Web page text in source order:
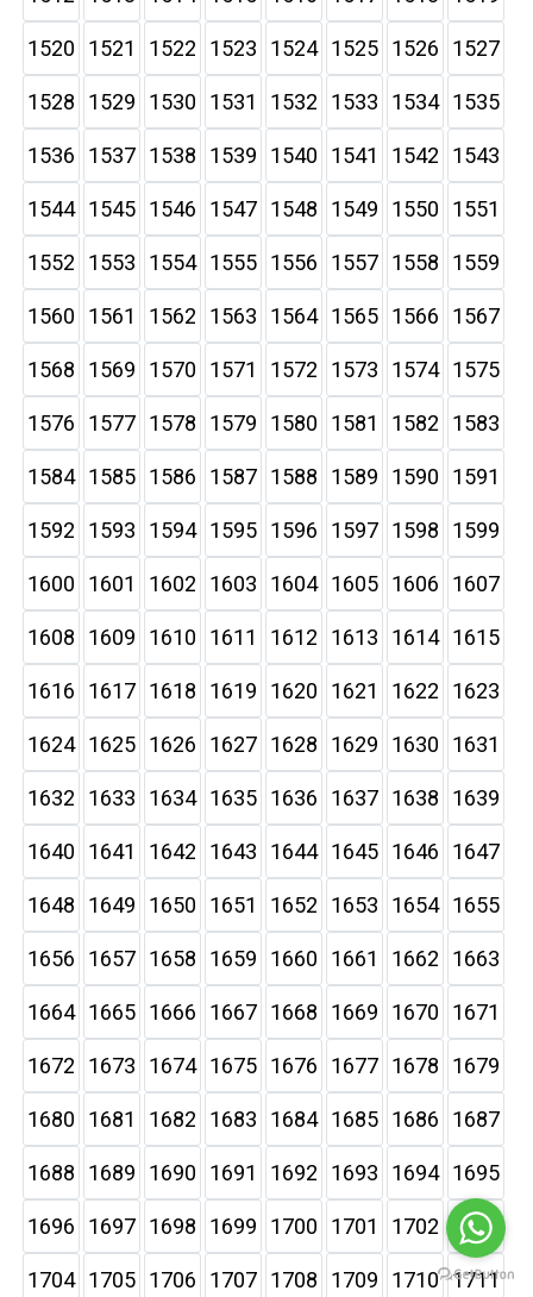
1520 1521 1522 1523 1524 1525 1526 1527
1528 1529 1530 1531 1532 1533 1534 1535
1536 1537 1538 1539 1540 1541 1542 1543
1544 1545 1546 1547 1548 1549 1550 1551
1552 1553 1554 1555 1556 1557 1558 1559
1560 1561 1562 1563 1564 1565 1566 1567
1568 1569 1570 1571 1572 1573 1574 1575
1576 1577 1578 1579 1580 1581 1582 1583
1584 1585 1586 1587 1588 1589 1590 1591
1592 1593 1594 1595 1596 1597 1598 1599
1600 1601 1602 1603 1604 1605 1606 1607
1608 1609 1610 1611 1612 1613 1614 1615
1616 1617 1618 1619 1620 1621 1622 1623
1624 1625 1626 1627 1628 1629 1630 1631
1632 1633 1634 1635 1636 1637 1638 1639
1640 1641 1642 1643 1644 1645 1646 1647
1648 1649 1650 1651 1652 1653 1654 1655
1656 1657 1658 1659 1660 1661 1662 1663
1664 1665 1666 1667 1668 1669 1670 1671
1672 1673 1674 1675 1676 1677 1678 1679
1680 1681 1682 1683 1684 1685 1686 1687
1688 1689 1690 1691 1692 1693 1694 1695
1696 1697 1698 1699 1700 1701 1702 1703
1704 1705 1706 1707 1708 1709 1710 1711